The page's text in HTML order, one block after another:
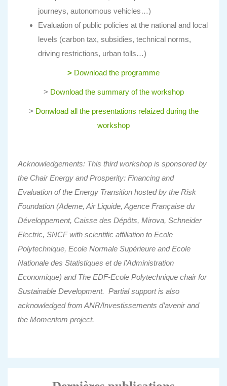
journeys, autonomous vehicles…)
Evaluation of public policies at the national and local
levels (carbon tax, subsidies, technical norms,
driving restrictions, urban tolls…)
> Download the programme
> Download the summary of the workshop
> Donwload all the presentations relaized during the
workshop
Acknowledgements: This third workshop is sponsored by
the Chair Energy and Prosperity: Financing and
Evaluation of the Energy Transition hosted by the Risk
Foundation (Ademe, Air Liquide, Agence Française du
Développement, Caisse des Dépôts, Mirova, Schneider
Electric, SNCF with scientific affiliation to Ecole
Polytechnique, Ecole Normale Supérieure and Ecole
Nationale des Statistiques et de l’Administration
Economique) and The EDF-Ecole Polytechnique chair for
Sustainable Development. Partial support is also
acknowledged from ANR/Investissements d’avenir and
the Momentom project.